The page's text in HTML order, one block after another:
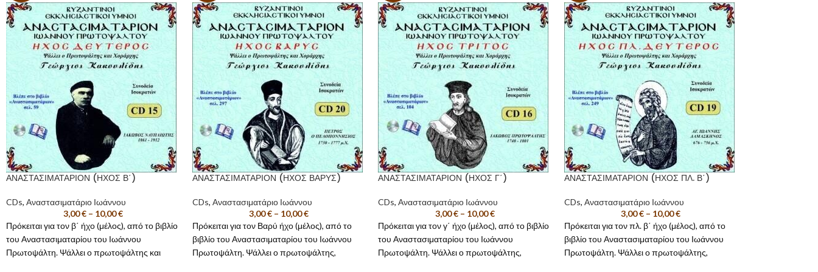
ΑΝΑΣΤΑΣΙΜΑΤΑΡΙΟΝ (ΗΧΟΣ Β΄)
CDs, Αναστασιματάριο Ιωάννου
3,00€ – 10,00€
Πρόκειται για τον β΄ ήχο (μέλος), από το βιβλίο
του Αναστασιματαρίου του Ιωάννου
Πρωτοψάλτη. Ψάλλει ο πρωτοψάλτης και
ΑΝΑΣΤΑΣΙΜΑΤΑΡΙΟΝ (ΗΧΟΣ ΒΑΡΥΣ)
CDs, Αναστασιματάριο Ιωάννου
3,00€ – 10,00€
Πρόκειται για τον Βαρύ ήχο (μέλος), από το
βιβλίο του Αναστασιματαρίου του Ιωάννου
Πρωτοψάλτη. Ψάλλει ο πρωτοψάλτης,
ΑΝΑΣΤΑΣΙΜΑΤΑΡΙΟΝ (ΗΧΟΣ Γ΄)
CDs, Αναστασιματάριο Ιωάννου
3,00€ – 10,00€
Πρόκειται για τον γ΄ ήχο (μέλος), από το βιβλίο
του Αναστασιματαρίου του Ιωάννου
Πρωτοψάλτη. Ψάλλει ο πρωτοψάλτης,
ΑΝΑΣΤΑΣΙΜΑΤΑΡΙΟΝ (ΗΧΟΣ ΠΛ. Β΄)
CDs, Αναστασιματάριο Ιωάννου
3,00€ – 10,00€
Πρόκειται για τον πλ. β΄ ήχο (μέλος), από το
βιβλίο του Αναστασιματαρίου του Ιωάννου
Πρωτοψάλτη. Ψάλλει ο πρωτοψάλτης,